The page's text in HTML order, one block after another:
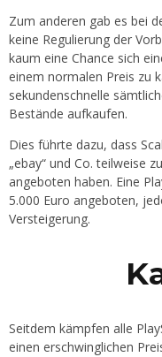
Zum anderen gab es bei
keine Regulierung der
kaum eine Chance sich
einem normalen Preis zu
sekundenschnelle
Bestände aufkaufen.
Dies führte dazu, dass
„ebay“ und Co. teilweise
angeboten haben. Eine
5.000 Euro angeboten,
Versteigerung.
Seitdem kämpfen alle
einen erschwinglichen